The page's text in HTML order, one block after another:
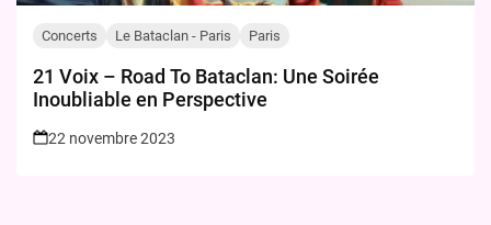
Concerts Le Bataclan - Paris Paris
21 Voix – Road To Bataclan: Une Soirée
Inoubliable en Perspective
22 novembre 2023